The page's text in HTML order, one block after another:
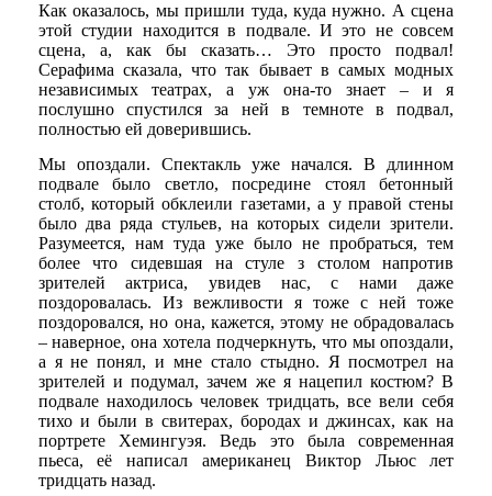
Как оказалось, мы пришли туда, куда нужно. А сцена
этой студии находится в подвале. И это не совсем
сцена, а, как бы сказать… Это просто подвал!
Серафима сказала, что так бывает в самых модных
независимых театрах, а уж она-то знает – и я
послушно спустился за ней в темноте в подвал,
полностью ей доверившись.
Мы опоздали. Спектакль уже начался. В длинном
подвале было светло, посредине стоял бетонный
столб, который обклеили газетами, а у правой стены
было два ряда стульев, на которых сидели зрители.
Разумеется, нам туда уже было не пробраться, тем
более что сидевшая на стуле з столом напротив
зрителей актриса, увидев нас, с нами даже
поздоровалась. Из вежливости я тоже с ней тоже
поздоровался, но она, кажется, этому не обрадовалась
– наверное, она хотела подчеркнуть, что мы опоздали,
а я не понял, и мне стало стыдно. Я посмотрел на
зрителей и подумал, зачем же я нацепил костюм? В
подвале находилось человек тридцать, все вели себя
тихо и были в свитерах, бородах и джинсах, как на
портрете Хемингуэя. Ведь это была современная
пьеса, её написал американец Виктор Льюс лет
тридцать назад.